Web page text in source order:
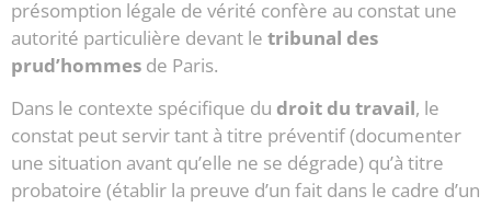
présomption légale de vérité confère au constat une
autorité particulière devant le tribunal des
prud’hommes de Paris.
Dans le contexte spécifique du droit du travail, le
constat peut servir tant à titre préventif (documenter
une situation avant qu’elle ne se dégrade) qu’à titre
probatoire (établir la preuve d’un fait dans le cadre d’un